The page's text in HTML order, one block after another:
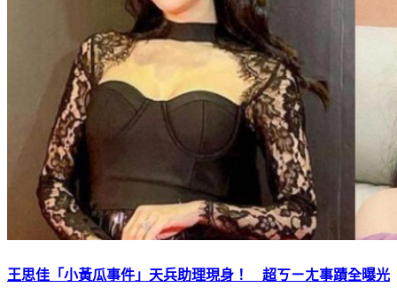
王思佳「小黃瓜事件」天兵助理現身！ 超ㄎㄧㄤ事蹟全曝光